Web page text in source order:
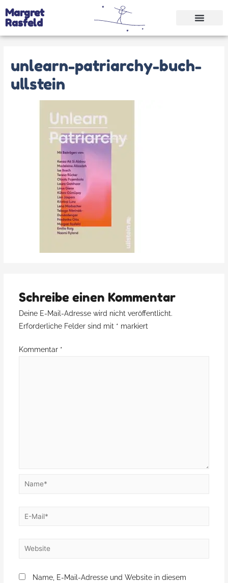
Margret
Rasfeld
unlearn-patriarchy-buch-
ullstein
Schreibe einen Kommentar
Deine E-Mail-Adresse wird nicht veröffentlicht.
Erforderliche Felder sind mit * markiert
Kommentar *
Name, E-Mail-Adresse und Website in diesem